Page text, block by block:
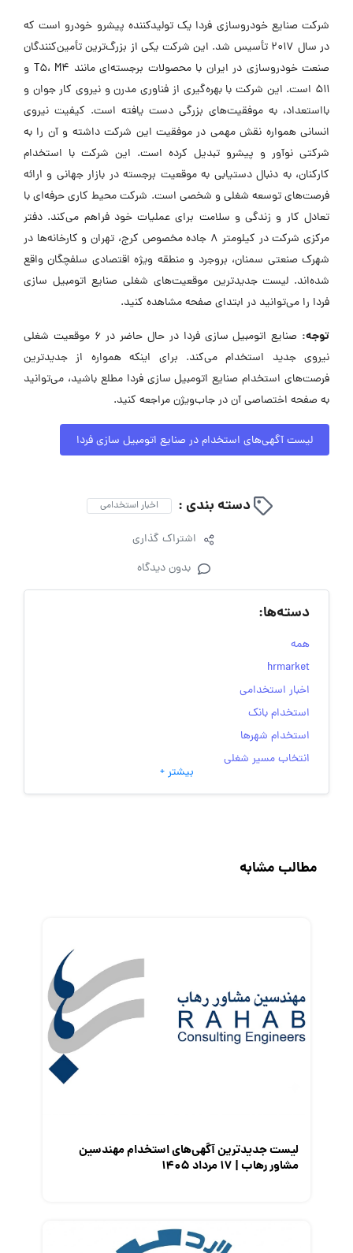
شرکت صنایع خودروسازی فردا یک تولیدکننده پیشرو خودرو است که
در سال ۲۰۱۷ تأسیس شد. این شرکت یکی از بزرگ‌ترین تأمین‌کنندگان
صنعت خودروسازی در ایران با محصولات برجسته‌ای مانند T5، M4 و
۵۱۱ است. این شرکت با بهره‌گیری از فناوری مدرن و نیروی کار جوان و
بااستعداد، به موفقیت‌های بزرگی دست یافته است. کیفیت نیروی
انسانی همواره نقش مهمی در موفقیت این شرکت داشته و آن را به
شرکتی نوآور و پیشرو تبدیل کرده است. این شرکت با استخدام
کارکنان، به دنبال دستیابی به موقعیت برجسته در بازار جهانی و ارائه
فرصت‌های توسعه شغلی و شخصی است. شرکت محیط کاری حرفه‌ای با
تعادل کار و زندگی و سلامت برای عملیات خود فراهم می‌کند. دفتر
مرکزی شرکت در کیلومتر ۸ جاده مخصوص کرج، تهران و کارخانه‌ها در
شهرک صنعتی سمنان، بروجرد و منطقه ویژه اقتصادی سلفچگان واقع
شده‌اند. لیست جدیدترین موقعیت‌های شغلی صنایع اتومبیل سازی
فردا را می‌توانید در ابتدای صفحه مشاهده کنید.
توجه:
صنایع اتومبیل سازی فردا در حال حاضر در ۶ موقعیت شغلی
نیروی جدید استخدام می‌کند. برای اینکه همواره از جدیدترین
فرصت‌های استخدام صنایع اتومبیل سازی فردا مطلع باشید، می‌توانید
به صفحه اختصاصی آن در جاب‌ویژن مراجعه کنید.
لیست آگهی‌های استخدام در صنایع اتومبیل سازی فردا
دسته بندی : اخبار استخدامی
اشتراک گذاری
بدون دیدگاه
دسته‌ها:
همه
hrmarket
اخبار استخدامی
استخدام بانک
استخدام شهرها
انتخاب مسیر شغلی
به‌روزرسانی‌های سایت (کارجویی)
رزومه
گزارش‌های آماری
مصاحبه شغلی
معرفی شرکت ها
بیشتر +
مطالب مشابه
لیست جدیدترین آگهی‌های استخدام مهندسین
مشاور رهاب | ۱۷ مرداد ۱۴۰۵